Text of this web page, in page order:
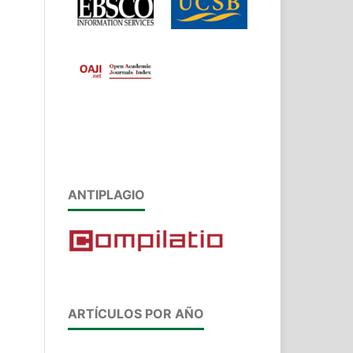
ANTIPLAGIO
ARTÍCULOS POR AÑO